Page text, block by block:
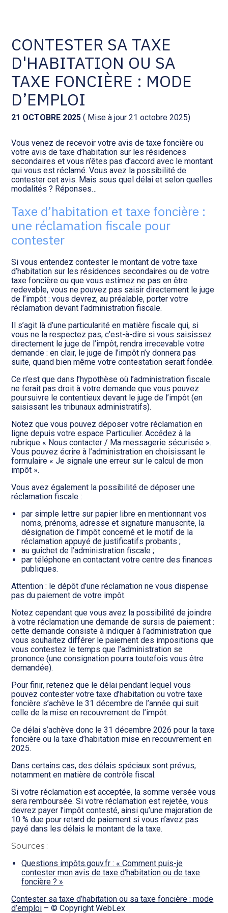
Social et ressources humaines
Assistance juridique
Pilotage d’entreprise
Audit légal
Gestion de patrimoine
Transition numérique
Tenue de votre comptabilité :
ACD
Facturation et pilotage :
EVOLIZ
Analyse et tableau de bord :
WAIBI
humaines : SILAE
CONTESTER SA TAXE
D'HABITATION OU SA
TAXE FONCIÈRE : MODE
D’EMPLOI
21 OCTOBRE 2025 ( Mise à jour 21 octobre 2025)
Vous venez de recevoir votre avis de taxe foncière ou
votre avis de taxe d’habitation sur les résidences
secondaires et vous n’êtes pas d’accord avec le montant
qui vous est réclamé. Vous avez la possibilité de
contester cet avis. Mais sous quel délai et selon quelles
modalités ? Réponses…
Taxe d’habitation et taxe foncière :
une réclamation fiscale pour
contester
Si vous entendez contester le montant de votre taxe
d’habitation sur les résidences secondaires ou de votre
taxe foncière ou que vous estimez ne pas en être
redevable, vous ne pouvez pas saisir directement le juge
de l’impôt : vous devrez, au préalable, porter votre
réclamation devant l’administration fiscale.
Il s’agit là d’une particularité en matière fiscale qui, si
vous ne la respectez pas, c’est-à-dire si vous saisissez
directement le juge de l’impôt, rendra irrecevable votre
demande : en clair, le juge de l’impôt n’y donnera pas
suite, quand bien même votre contestation serait fondée.
Ce n’est que dans l’hypothèse où l’administration fiscale
ne ferait pas droit à votre demande que vous pouvez
poursuivre le contentieux devant le juge de l’impôt (en
saisissant les tribunaux administratifs).
Notez que vous pouvez déposer votre réclamation en
ligne depuis votre espace Particulier. Accédez à la
rubrique « Nous contacter / Ma messagerie sécurisée ».
Vous pouvez écrire à l’administration en choisissant le
formulaire « Je signale une erreur sur le calcul de mon
impôt ».
Vous avez également la possibilité de déposer une
réclamation fiscale :
par simple lettre sur papier libre en mentionnant vos
noms, prénoms, adresse et signature manuscrite, la
désignation de l’impôt concerné et le motif de la
réclamation appuyé de justificatifs probants ;
au guichet de l’administration fiscale ;
par téléphone en contactant votre centre des finances
publiques.
Attention : le dépôt d’une réclamation ne vous dispense
pas du paiement de votre impôt.
Notez cependant que vous avez la possibilité de joindre
à votre réclamation une demande de sursis de paiement :
cette demande consiste à indiquer à l’administration que
vous souhaitez différer le paiement des impositions que
vous contestez le temps que l’administration se
prononce (une consignation pourra toutefois vous être
demandée).
Pour finir, retenez que le délai pendant lequel vous
pouvez contester votre taxe d’habitation ou votre taxe
foncière s’achève le 31 décembre de l’année qui suit
celle de la mise en recouvrement de l’impôt.
Ce délai s’achève donc le 31 décembre 2026 pour la taxe
foncière ou la taxe d’habitation mise en recouvrement en
2025.
Dans certains cas, des délais spéciaux sont prévus,
notamment en matière de contrôle fiscal.
Si votre réclamation est acceptée, la somme versée vous
sera remboursée. Si votre réclamation est rejetée, vous
devrez payer l’impôt contesté, ainsi qu’une majoration de
10 % due pour retard de paiement si vous n’avez pas
payé dans les délais le montant de la taxe.
Sources :
Questions impôts.gouv.fr : « Comment puis-je
contester mon avis de taxe d’habitation ou de taxe
foncière ? »
Contester sa taxe d’habitation ou sa taxe foncière : mode
d’emploi – © Copyright WebLex